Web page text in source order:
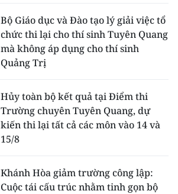
Bộ Giáo dục và Đào tạo lý giải việc tổ
chức thi lại cho thí sinh Tuyên Quang
mà không áp dụng cho thí sinh
Quảng Trị
Hủy toàn bộ kết quả tại Điểm thi
Trường chuyên Tuyên Quang, dự
kiến thi lại tất cả các môn vào 14 và
15/8
Khánh Hòa giảm trường công lập:
Cuộc tái cấu trúc nhằm tinh gọn bộ